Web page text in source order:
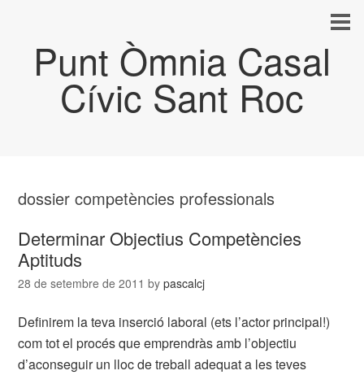
Punt Òmnia Casal
Cívic Sant Roc
dossier competències professionals
Determinar Objectius Competències
Aptituds
28 de setembre de 2011 bypascalcj
Definirem la teva inserció laboral (ets l’actor principal!)
com tot el procés que emprendràs amb l’objectiu
d’aconseguir un lloc de treball adequat a les teves